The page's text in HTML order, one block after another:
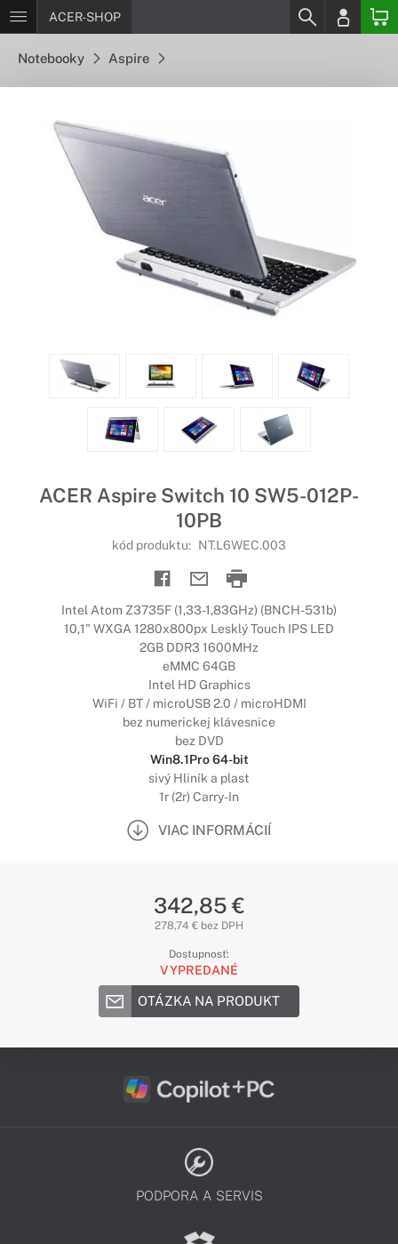
ACER-SHOP
Notebooky Aspire
ACER Aspire Switch 10 SW5-012P-
10PB
kód produktu: NT.L6WEC.003
Intel Atom Z3735F (1,33-1,83GHz) (BNCH-531b)
10,1" WXGA 1280x800px Lesklý Touch IPS LED
2GB DDR3 1600MHz
eMMC 64GB
Intel HD Graphics
WiFi / BT / microUSB 2.0 / microHDMI
bez numerickej klávesnice
bez DVD
Win8.1Pro 64-bit
sivý Hliník a plast
1r (2r) Carry-In
VIAC INFORMÁCIÍ
342,85 €
278,74 € bez DPH
Dostupnosť:
VYPREDANÉ
OTÁZKA NA PRODUKT
PODPORA A SERVIS